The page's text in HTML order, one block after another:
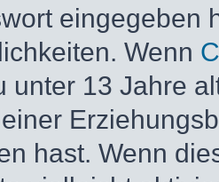
eingegeben
Wenn
unter 13 Jahre
hast. Wenn